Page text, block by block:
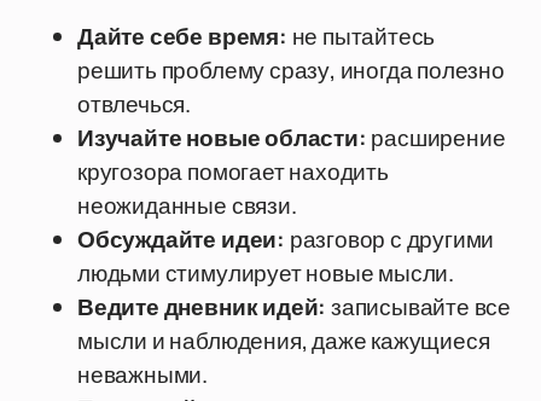
Дайте себе время: не пытайтесь
решить проблему сразу, иногда полезно
отвлечься.
Изучайте новые области: расширение
кругозора помогает находить
неожиданные связи.
Обсуждайте идеи: разговор с другими
людьми стимулирует новые мысли.
Ведите дневник идей: записывайте все
мысли и наблюдения, даже кажущиеся
неважными.